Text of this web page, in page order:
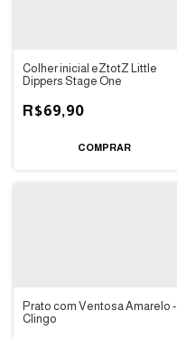
Colher inicial eZtotZ Little
Dippers Stage One
R$69,90
Prato com Ventosa Amarelo -
Clingo